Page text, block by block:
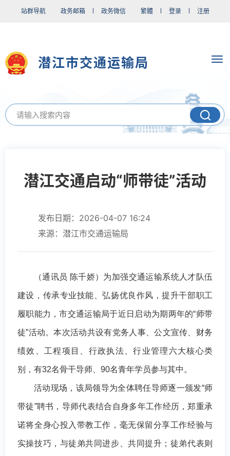
站群导航 政务邮箱 政务微信 繁體 登录 注册
潜江市交通运输局
潜江交通启动“师带徒”活动
发布日期：2026-04-07 16:24
来源：潜江市交通运输局
（通讯员 陈千娇）为加强交通运输系统人才队伍
建设，传承专业技能、弘扬优良作风，提升干部职工
履职能力，市交通运输局于近日启动为期两年的“师带
徒”活动。本次活动共设有党务人事、公文宣传、财务
绩效、工程项目、行政执法、行业管理六大核心类
别，有32名骨干导师、90名青年学员参与其中。
活动现场，该局领导为全体聘任导师逐一颁发“师
带徒”聘书，导师代表结合自身多年工作经历，郑重承
诺将全身心投入带教工作，毫无保留分享工作经验与
实操技巧，与徒弟共同进步、共同提升；徒弟代表则